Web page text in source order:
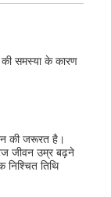
की समस्या के कारण
की जरूरत है।
जीवन उम्र बढ़ने
तिथि